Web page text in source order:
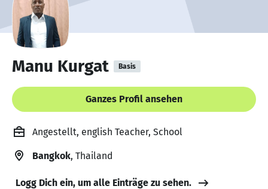
Manu Kurgat Basis
Ganzes Profil ansehen
Angestellt, english Teacher, School
Bangkok, Thailand
Logg Dich ein, um alle Einträge zu sehen.